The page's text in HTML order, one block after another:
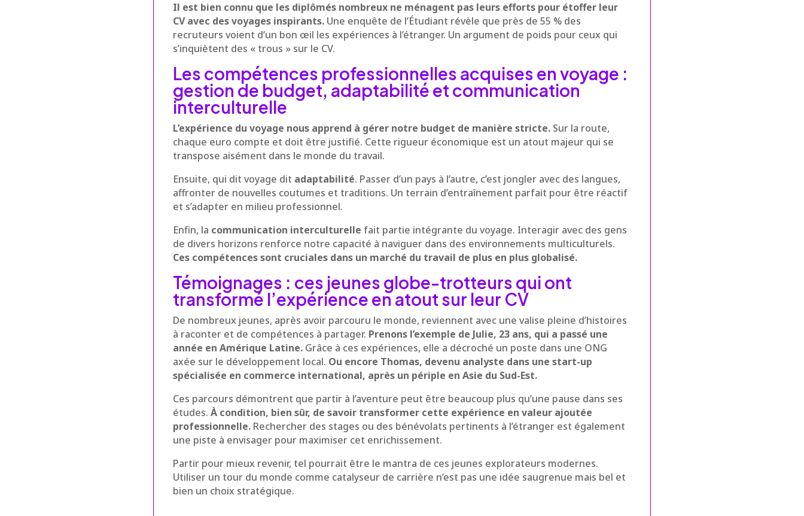
Il est bien connu que les diplômés nombreux ne ménagent pas leurs efforts pour étoffer leur
CV avec des voyages inspirants. Une enquête de l’Étudiant révèle que près de 55 % des
recruteurs voient d’un bon œil les expériences à l’étranger. Un argument de poids pour ceux qui
s’inquiètent des « trous » sur le CV.
Les compétences professionnelles acquises en voyage :
gestion de budget, adaptabilité et communication
interculturelle
L’expérience du voyage nous apprend à gérer notre budget de manière stricte. Sur la route,
chaque euro compte et doit être justifié. Cette rigueur économique est un atout majeur qui se
transpose aisément dans le monde du travail.
Ensuite, qui dit voyage dit adaptabilité. Passer d’un pays à l’autre, c’est jongler avec des langues,
affronter de nouvelles coutumes et traditions. Un terrain d’entraînement parfait pour être réactif
et s’adapter en milieu professionnel.
Enfin, la communication interculturelle fait partie intégrante du voyage. Interagir avec des gens
de divers horizons renforce notre capacité à naviguer dans des environnements multiculturels.
Ces compétences sont cruciales dans un marché du travail de plus en plus globalisé.
Témoignages : ces jeunes globe-trotteurs qui ont
transformé l’expérience en atout sur leur CV
De nombreux jeunes, après avoir parcouru le monde, reviennent avec une valise pleine d’histoires
à raconter et de compétences à partager. Prenons l’exemple de Julie, 23 ans, qui a passé une
année en Amérique Latine. Grâce à ces expériences, elle a décroché un poste dans une ONG
axée sur le développement local. Ou encore Thomas, devenu analyste dans une start-up
spécialisée en commerce international, après un périple en Asie du Sud-Est.
Ces parcours démontrent que partir à l’aventure peut être beaucoup plus qu’une pause dans ses
études. À condition, bien sûr, de savoir transformer cette expérience en valeur ajoutée
professionnelle. Rechercher des stages ou des bénévolats pertinents à l’étranger est également
une piste à envisager pour maximiser cet enrichissement.
Partir pour mieux revenir, tel pourrait être le mantra de ces jeunes explorateurs modernes.
Utiliser un tour du monde comme catalyseur de carrière n’est pas une idée saugrenue mais bel et
bien un choix stratégique.